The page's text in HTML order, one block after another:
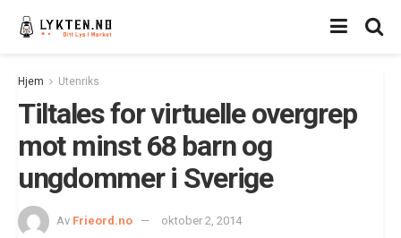
Hjem Utenriks
Tiltales for virtuelle overgrep
mot minst 68 barn og
ungdommer i Sverige
Av Frieord.no
oktober 2, 2014